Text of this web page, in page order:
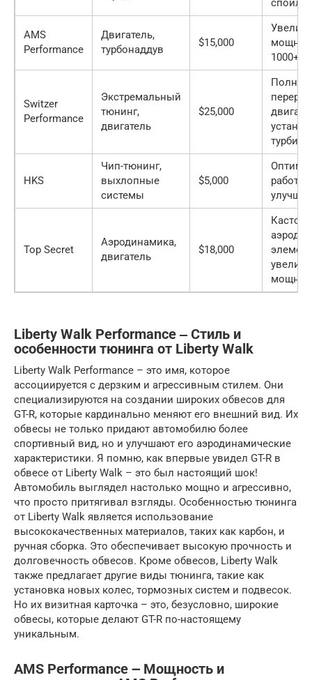
AMS
Performance
Двигатель,
турбонаддув
$15,000
1000+
Switzer
Performance
Экстремальный
тюнинг,
двигатель
$25,000
Полная
турбин
HKS
Чип-тюнинг,
выхлопные
системы
$5,000
работы
Top Secret
Аэродинамика,
двигатель
$18,000
Liberty Walk Performance ‒ Стиль и
особенности тюнинга от Liberty Walk
Liberty Walk Performance – это имя, которое
ассоциируется с дерзким и агрессивным стилем. Они
специализируются на создании широких обвесов для
GT-R, которые кардинально меняют его внешний вид. Их
обвесы не только придают автомобилю более
спортивный вид, но и улучшают его аэродинамические
характеристики. Я помню, как впервые увидел GT-R в
обвесе от Liberty Walk – это был настоящий шок!
Автомобиль выглядел настолько мощно и агрессивно,
что просто притягивал взгляды. Особенностью тюнинга
от Liberty Walk является использование
высококачественных материалов, таких как карбон, и
ручная сборка. Это обеспечивает высокую прочность и
долговечность обвесов. Кроме обвесов, Liberty Walk
также предлагает другие виды тюнинга, такие как
установка новых колес, тормозных систем и подвесок.
Но их визитная карточка – это, безусловно, широкие
обвесы, которые делают GT-R по-настоящему
уникальным.
AMS Performance ౼ Мощность и